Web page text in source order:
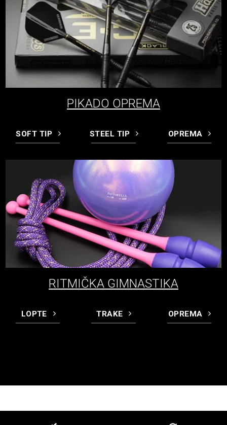
PIKADO OPREMA
SOFT TIP STEEL TIP OPREMA
RITMIČKA GIMNASTIKA
LOPTE TRAKE OPREMA